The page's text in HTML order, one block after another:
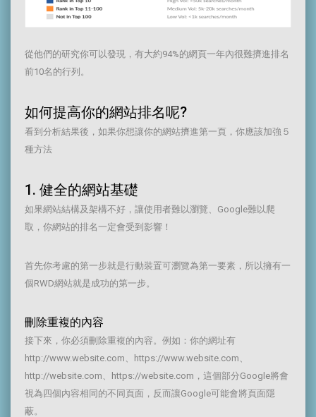
從他們的研究你可以發現，有大約94%的網頁一年內很難擠進排名
前10名的行列。
如何提高你的網站排名呢?
看到分析結果後，如果你想讓你的網站擠進第一頁，你應該加強５
種方法
1. 健全的網站基礎
如果網站結構及架構不好，讓使用者難以瀏覽、Google難以爬
取，你網站的排名一定會受到影響！
首先你考慮的第一步就是行動裝置可瀏覽為第一要素，所以擁有一
個RWD網站就是成功的第一步。
刪除重複的內容
接下來，你必須刪除重複的內容。例如：你的網址有
http://www.website.com、https://www.website.com、
http://website.com、https://website.com，這個部分Google將會
視為四個內容相同的不同頁面，反而讓Google可能會將頁面隱
蔽。